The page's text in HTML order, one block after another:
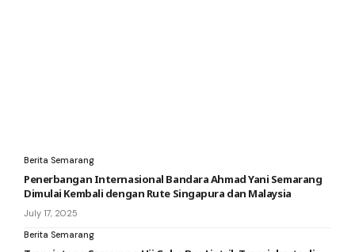
Berita Semarang
Penerbangan Internasional Bandara Ahmad Yani Semarang
Dimulai Kembali dengan Rute Singapura dan Malaysia
July 17, 2025
Berita Semarang